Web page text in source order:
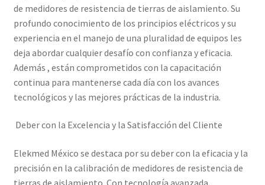
de medidores de resistencia de tierras de aislamiento. Su
profundo conocimiento de los principios eléctricos y su
experiencia en el manejo de una pluralidad de equipos les
deja abordar cualquier desafío con confianza y eficacia.
Además , están comprometidos con la capacitación
continua para mantenerse cada día con los avances
tecnológicos y las mejores prácticas de la industria.
Deber con la Excelencia y la Satisfacción del Cliente
Elekmed México se destaca por su deber con la eficacia y la
precisión en la calibración de medidores de resistencia de
tierras de aislamiento. Con tecnología avanzada,